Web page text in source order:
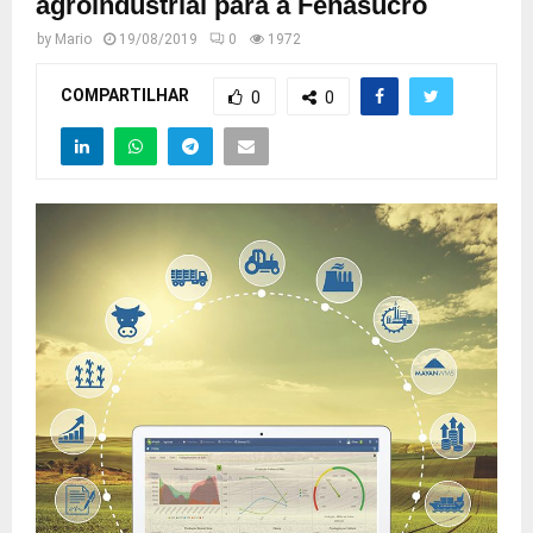
by Mario 19/08/2019 0 1972
COMPARTILHAR 0 0